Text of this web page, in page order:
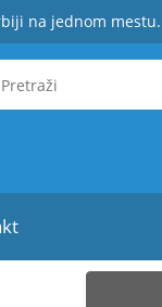
na jednom